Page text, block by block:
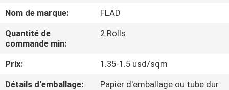
À
PROPOS
DE
NOUS
Nom de marque:
FLAD
Quantité de
commande min:
2 Rolls
Prix:
1.35-1.5 usd/sqm
Détails d'emballage:
Papier d'emballage ou tube dur